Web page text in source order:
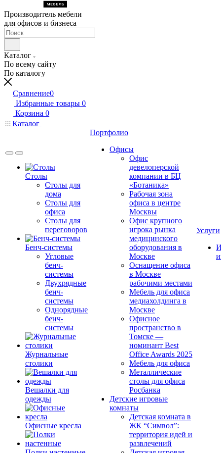
Производитель мебели
для офисов и бизнеса
Каталог
По всему сайту
По каталогу
Сравнение0
Избранные товары 0
Корзина 0
Каталог
Столы
Столы для
дома
Столы для
офиса
Столы для
переговоров
Бенч-системы
Угловые
бенч-
системы
Двухрядные
бенч-
системы
Однорядные
бенч-
системы
Журнальные
столики
Вешалки для
одежды
Офисные кресла
Портфолио
Офисы
Офис
девелоперской
компании в БЦ
«Ботаника»
Рабочая зона
офиса в центре
Москвы
Офис крупного
игрока рынка
медицинского
оборудования в
Москве
Оснащение офиса
в Москве
рабочими местами
Мебель для офиса
медиахолдинга в
Москве
Офисное
пространство в
Томске —
номинант Best
Office Awards 2025
Мебель для офиса
Металлические
столы для офиса
Росбанка
Детские игровые
комнаты
Детская комната в
ЖК “Символ”:
территория идей и
развлечений
Услуги